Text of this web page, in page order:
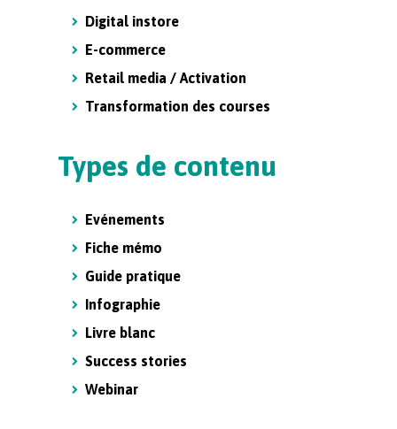
Digital instore
E-commerce
Retail media / Activation
Transformation des courses
Types de contenu
Evénements
Fiche mémo
Guide pratique
Infographie
Livre blanc
Success stories
Webinar